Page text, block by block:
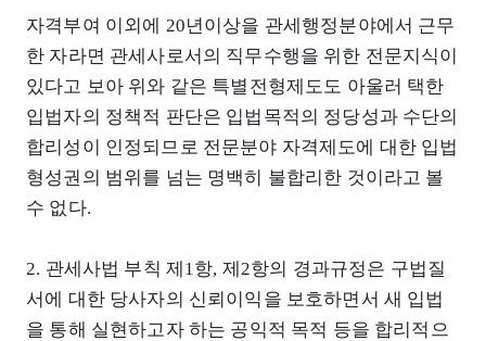
자격부여 이외에 20년이상을 관세행정분야에서 근무
한 자라면 관세사로서의 직무수행을 위한 전문지식이
있다고 보아 위와 같은 특별전형제도도 아울러 택한
입법자의 정책적 판단은 입법목적의 정당성과 수단의
합리성이 인정되므로 전문분야 자격제도에 대한 입법
형성권의 범위를 넘는 명백히 불합리한 것이라고 볼
수 없다.
2. 관세사법 부칙 제1항, 제2항의 경과규정은 구법질
서에 대한 당사자의 신뢰이익을 보호하면서 새 입법
을 통해 실현하고자 하는 공익적 목적 등을 합리적으